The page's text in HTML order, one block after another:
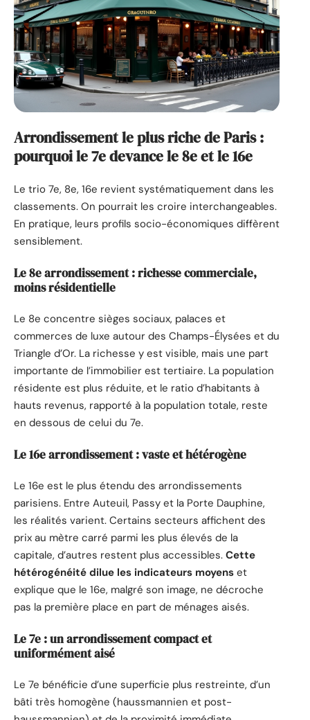
Arrondissement le plus riche de Paris :
pourquoi le 7e devance le 8e et le 16e
Le trio 7e, 8e, 16e revient systématiquement dans les
classements. On pourrait les croire interchangeables.
En pratique, leurs profils socio-économiques diffèrent
sensiblement.
Le 8e arrondissement : richesse commerciale,
moins résidentielle
Le 8e concentre sièges sociaux, palaces et
commerces de luxe autour des Champs-Élysées et du
Triangle d’Or. La richesse y est visible, mais une part
importante de l’immobilier est tertiaire. La population
résidente est plus réduite, et le ratio d’habitants à
hauts revenus, rapporté à la population totale, reste
en dessous de celui du 7e.
Le 16e arrondissement : vaste et hétérogène
Le 16e est le plus étendu des arrondissements
parisiens. Entre Auteuil, Passy et la Porte Dauphine,
les réalités varient. Certains secteurs affichent des
prix au mètre carré parmi les plus élevés de la
capitale, d’autres restent plus accessibles. Cette
hétérogénéité dilue les indicateurs moyens et
explique que le 16e, malgré son image, ne décroche
pas la première place en part de ménages aisés.
Le 7e : un arrondissement compact et
uniformément aisé
Le 7e bénéficie d’une superficie plus restreinte, d’un
bâti très homogène (haussmannien et post-